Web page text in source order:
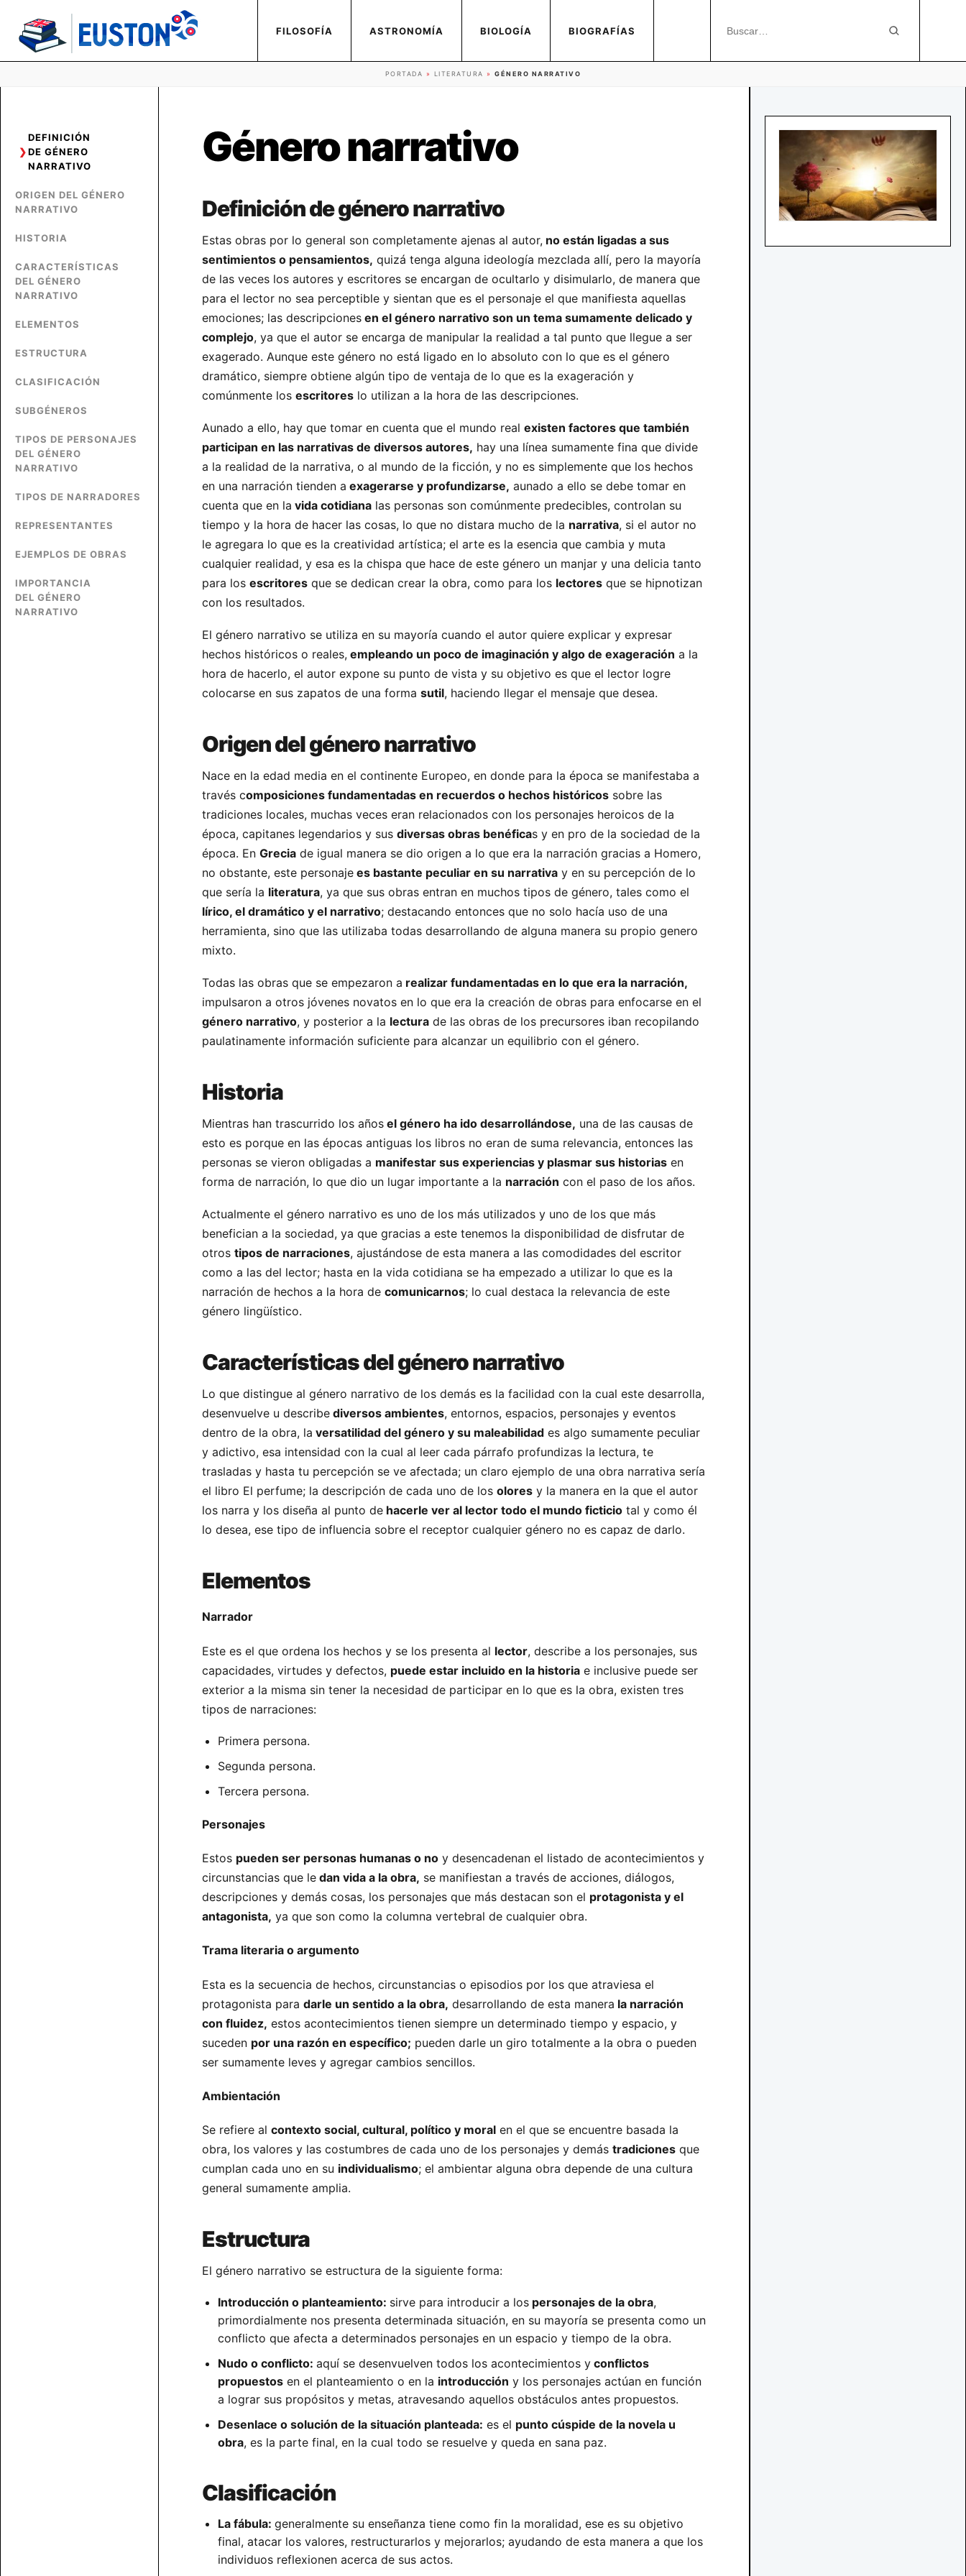
FILOSOFÍA ASTRONOMÍA BIOLOGÍA BIOGRAFÍAS
PORTADA » LITERATURA »GÉNERO NARRATIVO
DEFINICIÓN
DE GÉNERO
NARRATIVO
ORIGEN DEL GÉNERO
NARRATIVO
HISTORIA
CARACTERÍSTICAS
DEL GÉNERO
NARRATIVO
ELEMENTOS
ESTRUCTURA
CLASIFICACIÓN
SUBGÉNEROS
TIPOS DE PERSONAJES
DEL GÉNERO
NARRATIVO
TIPOS DE NARRADORES
REPRESENTANTES
EJEMPLOS DE OBRAS
IMPORTANCIA
DEL GÉNERO
NARRATIVO
Género narrativo
Definición de género narrativo
Estas obras por lo general son completamente ajenas al autor, no están ligadas a sus
sentimientos o pensamientos, quizá tenga alguna ideología mezclada allí, pero la mayoría
de las veces los autores y escritores se encargan de ocultarlo y disimularlo, de manera que
para el lector no sea perceptible y sientan que es el personaje el que manifiesta aquellas
emociones; las descripciones en el género narrativo son un tema sumamente delicado y
complejo, ya que el autor se encarga de manipular la realidad a tal punto que llegue a ser
exagerado. Aunque este género no está ligado en lo absoluto con lo que es el género
dramático, siempre obtiene algún tipo de ventaja de lo que es la exageración y
comúnmente los escritores lo utilizan a la hora de las descripciones.
Aunado a ello, hay que tomar en cuenta que el mundo real existen factores que también
participan en las narrativas de diversos autores, hay una línea sumamente fina que divide
a la realidad de la narrativa, o al mundo de la ficción, y no es simplemente que los hechos
en una narración tienden a exagerarse y profundizarse, aunado a ello se debe tomar en
cuenta que en la vida cotidiana las personas son comúnmente predecibles, controlan su
tiempo y la hora de hacer las cosas, lo que no distara mucho de la narrativa, si el autor no
le agregara lo que es la creatividad artística; el arte es la esencia que cambia y muta
cualquier realidad, y esa es la chispa que hace de este género un manjar y una delicia tanto
para los escritores que se dedican crear la obra, como para los lectores que se hipnotizan
con los resultados.
El género narrativo se utiliza en su mayoría cuando el autor quiere explicar y expresar
hechos históricos o reales, empleando un poco de imaginación y algo de exageración a la
hora de hacerlo, el autor expone su punto de vista y su objetivo es que el lector logre
colocarse en sus zapatos de una forma sutil, haciendo llegar el mensaje que desea.
Origen del género narrativo
Nace en la edad media en el continente Europeo, en donde para la época se manifestaba a
través composiciones fundamentadas en recuerdos o hechos históricos sobre las
tradiciones locales, muchas veces eran relacionados con los personajes heroicos de la
época, capitanes legendarios y sus diversas obras benéficas y en pro de la sociedad de la
época. En Grecia de igual manera se dio origen a lo que era la narración gracias a Homero,
no obstante, este personaje es bastante peculiar en su narrativa y en su percepción de lo
que sería la literatura, ya que sus obras entran en muchos tipos de género, tales como el
lírico, el dramático y el narrativo; destacando entonces que no solo hacía uso de una
herramienta, sino que las utilizaba todas desarrollando de alguna manera su propio genero
mixto.
Todas las obras que se empezaron a realizar fundamentadas en lo que era la narración,
impulsaron a otros jóvenes novatos en lo que era la creación de obras para enfocarse en el
género narrativo, y posterior a la lectura de las obras de los precursores iban recopilando
paulatinamente información suficiente para alcanzar un equilibrio con el género.
Historia
Mientras han trascurrido los años el género ha ido desarrollándose, una de las causas de
esto es porque en las épocas antiguas los libros no eran de suma relevancia, entonces las
personas se vieron obligadas a manifestar sus experiencias y plasmar sus historias en
forma de narración, lo que dio un lugar importante a la narración con el paso de los años.
Actualmente el género narrativo es uno de los más utilizados y uno de los que más
benefician a la sociedad, ya que gracias a este tenemos la disponibilidad de disfrutar de
otros tipos de narraciones, ajustándose de esta manera a las comodidades del escritor
como a las del lector; hasta en la vida cotidiana se ha empezado a utilizar lo que es la
narración de hechos a la hora de comunicarnos; lo cual destaca la relevancia de este
género lingüístico.
Características del género narrativo
Lo que distingue al género narrativo de los demás es la facilidad con la cual este desarrolla,
desenvuelve u describe diversos ambientes, entornos, espacios, personajes y eventos
dentro de la obra, la versatilidad del género y su maleabilidad es algo sumamente peculiar
y adictivo, esa intensidad con la cual al leer cada párrafo profundizas la lectura, te
trasladas y hasta tu percepción se ve afectada; un claro ejemplo de una obra narrativa sería
el libro El perfume; la descripción de cada uno de los olores y la manera en la que el autor
los narra y los diseña al punto de hacerle ver al lector todo el mundo ficticio tal y como él
lo desea, ese tipo de influencia sobre el receptor cualquier género no es capaz de darlo.
Elementos
Narrador
Este es el que ordena los hechos y se los presenta al lector, describe a los personajes, sus
capacidades, virtudes y defectos, puede estar incluido en la historia e inclusive puede ser
exterior a la misma sin tener la necesidad de participar en lo que es la obra, existen tres
tipos de narraciones:
Primera persona.
Segunda persona.
Tercera persona.
Personajes
Estos pueden ser personas humanas o no y desencadenan el listado de acontecimientos y
circunstancias que le dan vida a la obra, se manifiestan a través de acciones, diálogos,
descripciones y demás cosas, los personajes que más destacan son el protagonista y el
antagonista, ya que son como la columna vertebral de cualquier obra.
Trama literaria o argumento
Esta es la secuencia de hechos, circunstancias o episodios por los que atraviesa el
protagonista para darle un sentido a la obra, desarrollando de esta manera la narración
con fluidez, estos acontecimientos tienen siempre un determinado tiempo y espacio, y
suceden por una razón en específico; pueden darle un giro totalmente a la obra o pueden
ser sumamente leves y agregar cambios sencillos.
Ambientación
Se refiere al contexto social, cultural, político y moral en el que se encuentre basada la
obra, los valores y las costumbres de cada uno de los personajes y demás tradiciones que
cumplan cada uno en su individualismo; el ambientar alguna obra depende de una cultura
general sumamente amplia.
Estructura
El género narrativo se estructura de la siguiente forma:
Introducción o planteamiento: sirve para introducir a los personajes de la obra,
primordialmente nos presenta determinada situación, en su mayoría se presenta como un
conflicto que afecta a determinados personajes en un espacio y tiempo de la obra.
Nudo o conflicto: aquí se desenvuelven todos los acontecimientos y conflictos
propuestos en el planteamiento o en la introducción y los personajes actúan en función
a lograr sus propósitos y metas, atravesando aquellos obstáculos antes propuestos.
Desenlace o solución de la situación planteada: es el punto cúspide de la novela u
obra, es la parte final, en la cual todo se resuelve y queda en sana paz.
Clasificación
La fábula: generalmente su enseñanza tiene como fin la moralidad, ese es su objetivo
final, atacar los valores, restructurarlos y mejorarlos; ayudando de esta manera a que los
individuos reflexionen acerca de sus actos.